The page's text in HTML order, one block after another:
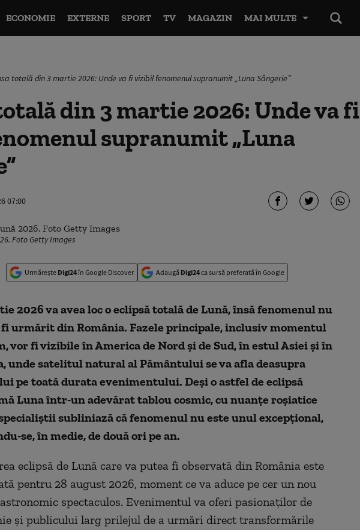
ECONOMIE EXTERNE SPORT TV MAGAZIN MAI MULTE
totală din 3 martie 2026: Unde va fi vizibil fenomenul supranumit „Luna Sângerie”
din 3 martie 2026: Unde va fi
supranumit „Luna
07:00
Foto Getty Images
Urmărește Digi24în Google Discover Adaugă Digi24ca sursă preferată în Google
2026 va avea loc o eclipsă totală de Lună, însă fenomenul nu
urmărit din România. Fazele principale, inclusiv momentul
vor fi vizibile în America de Nord și de Sud, în estul Asiei și în
unde satelitul natural al Pământului se va afla deasupra
pe toată durata evenimentului. Deși o astfel de eclipsă
Luna într-un adevărat tablou cosmic, cu nuanțe roșiatice
subliniază că fenomenul nu este unul excepțional,
se, în medie, de două ori pe an.
eclipsă de Lună care va putea fi observată din România este
pentru 28 august 2026, moment ce va aduce pe cer un nou
spectaculos. Evenimentul va oferi pasionaților de
și publicului larg prilejul de a urmări direct transformările